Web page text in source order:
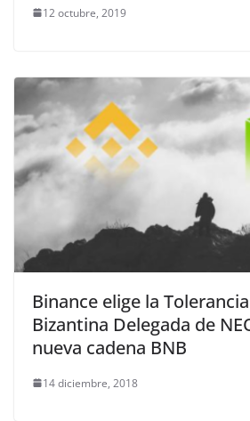
12 octubre, 2019
Binance elige la
Bizantina Delegada de
nueva cadena BNB
14 diciembre, 2018